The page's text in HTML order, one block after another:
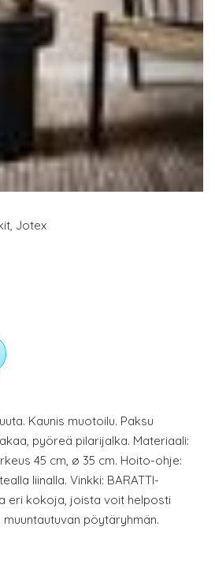
, Jotex
Kaunis muotoilu. Paksu
pyöreä pilarijalka. Materiaali:
45 cm, ø 35 cm. Hoito-ohje:
liinalla. Vinkki: BARATTI-
eri kokoja, joista voit helposti
pöytäryhmän.